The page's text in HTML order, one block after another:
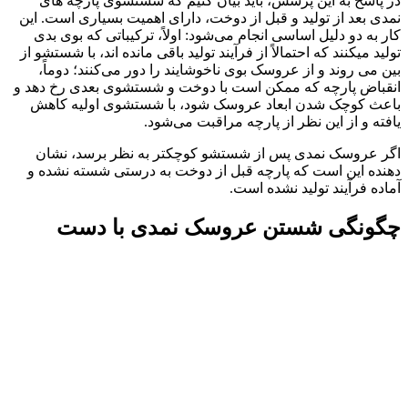
نمدی بعد از تولید و قبل از دوخت، دارای اهمیت بسیاری است. این
کار به دو دلیل اساسی انجام می‌شود: اولاً، ترکیباتی که بوی بدی
تولید میکنند که احتمالاً از فرآیند تولید باقی مانده‌ اند، با شستشو از
بین می‌ روند و از عروسک بوی ناخوشایند را دور می‌کنند؛ دوماً،
انقباض پارچه که ممکن است با دوخت و شستشوی بعدی رخ دهد و
باعث کوچک شدن ابعاد عروسک شود، با شستشوی اولیه کاهش
یافته و از این نظر از پارچه مراقبت می‌شود.
اگر عروسک نمدی پس از شستشو کوچکتر به نظر برسد، نشان‌
دهنده این است که پارچه قبل از دوخت به درستی شسته نشده و
آماده فرآیند تولید نشده است.
چگونگی شستن عروسک نمدی با دست